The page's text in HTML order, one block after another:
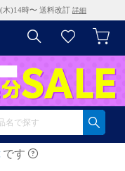
木)14時〜 送料改訂 詳細
です